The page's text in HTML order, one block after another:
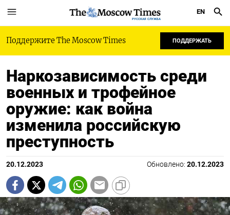
РУССКАЯ СЛУЖБА
EN
Поддержите The Moscow Times ПОДДЕРЖАТЬ
Наркозависимость среди
военных и трофейное
оружие: как война
изменила российскую
преступность
20.12.2023 Обновлено: 20.12.2023